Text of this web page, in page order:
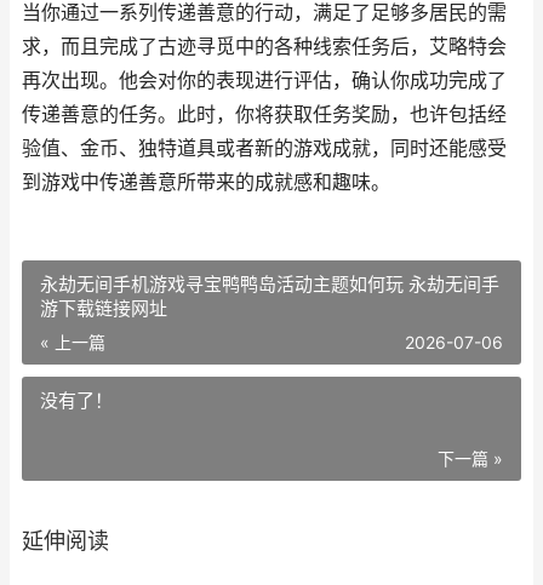
当你通过一系列传递善意的行动，满足了足够多居民的需
求，而且完成了古迹寻觅中的各种线索任务后，艾略特会
再次出现。他会对你的表现进行评估，确认你成功完成了
传递善意的任务。此时，你将获取任务奖励，也许包括经
验值、金币、独特道具或者新的游戏成就，同时还能感受
到游戏中传递善意所带来的成就感和趣味。
永劫无间手机游戏寻宝鸭鸭岛活动主题如何玩 永劫无间手
游下载链接网址
« 上一篇 2026-07-06
没有了！
下一篇 »
延伸阅读